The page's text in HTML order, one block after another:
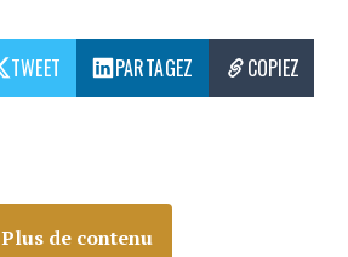
TWEET PARTAGEZ COPIEZ
Plus de contenu